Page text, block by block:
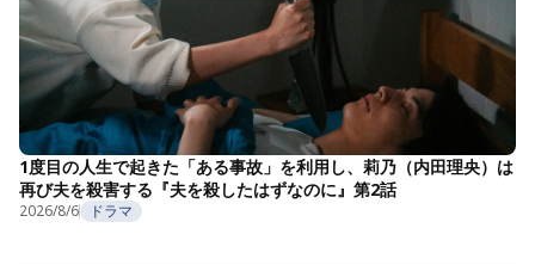
1度目の人生で起きた「ある事故」を利用し、莉乃（内田理央）は
再び夫を殺害する『夫を殺したはずなのに』第2話
2026/8/6 ドラマ